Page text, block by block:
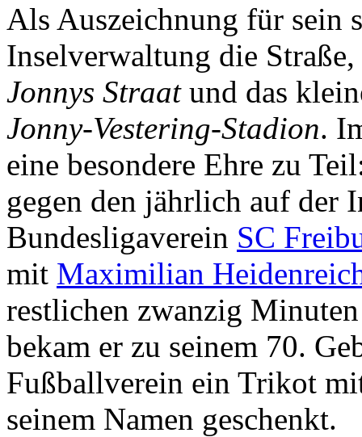
Als Auszeichnung für sein
Inselverwaltung die
Jonnys Straatund das
Jonny-Vestering-Stadion.
eine besondere Ehre zu
gegen den jährlich auf der
Bundesligaverein SC
mit Maximilian
restlichen zwanzig
bekam er zu seinem 70.
Fußballverein ein Trikot
seinem Namen geschenkt.